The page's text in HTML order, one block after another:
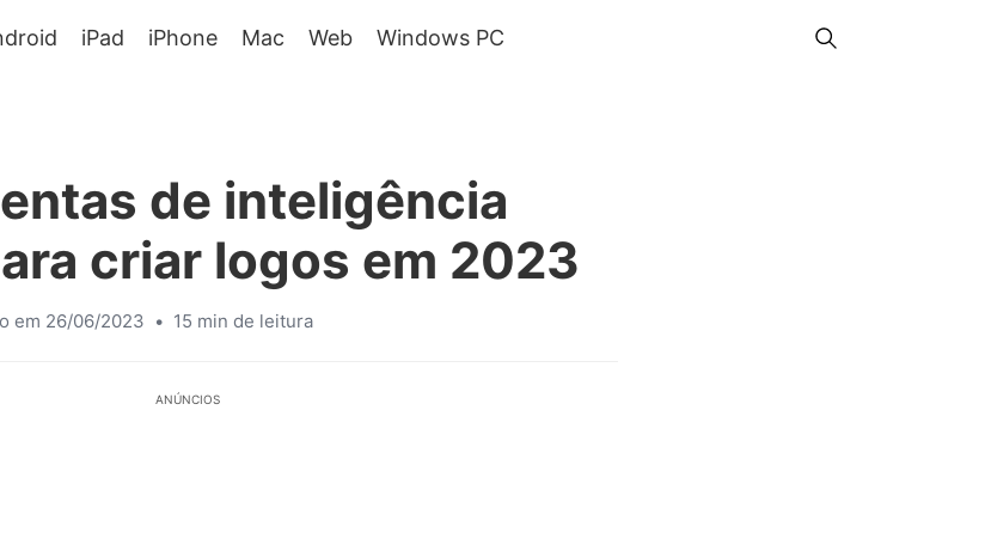
iPad iPhone Mac Web Windows PC
de inteligência
criar logos em 2023
em 26/06/2023 • 15 min de leitura
ANÚNCIOS